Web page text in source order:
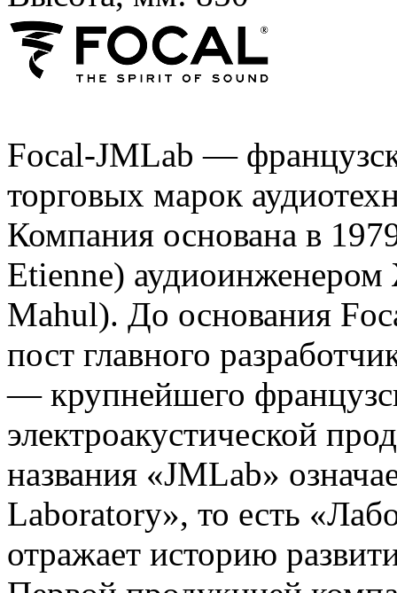
Focal-JMLab —
торговых марок
Компания основана в
Etienne)
Mahul). До основания
пост главного
— крупнейшего
электроакустической
названия «JMLab»
Laboratory», то есть
отражает историю